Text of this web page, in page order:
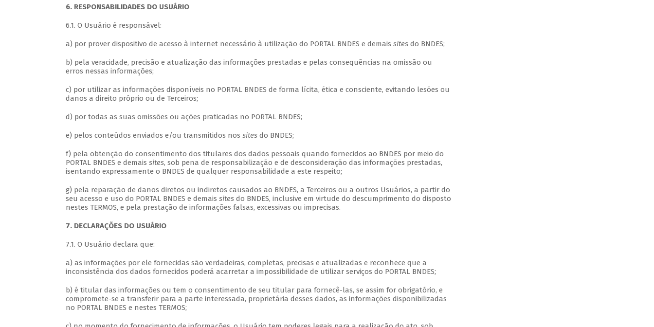
6. RESPONSABILIDADES DO USUÁRIO
6.1. O Usuário é responsável:
a) por prover dispositivo de acesso à internet necessário à utilização do PORTAL BNDES e demais sitesdo BNDES;
b) pela veracidade, precisão e atualização das informações prestadas e pelas consequências na omissão ou
erros nessas informações;
c) por utilizar as informações disponíveis no PORTAL BNDES de forma lícita, ética e consciente, evitando lesões ou
danos a direito próprio ou de Terceiros;
d) por todas as suas omissões ou ações praticadas no PORTAL BNDES;
e) pelos conteúdos enviados e/ou transmitidos nos sitesdo BNDES;
f) pela obtenção do consentimento dos titulares dos dados pessoais quando fornecidos ao BNDES por meio do
PORTAL BNDES e demais sites, sob pena de responsabilização e de desconsideração das informações prestadas,
isentando expressamente o BNDES de qualquer responsabilidade a este respeito;
g) pela reparação de danos diretos ou indiretos causados ao BNDES, a Terceiros ou a outros Usuários, a partir do
seu acesso e uso do PORTAL BNDES e demais sitesdo BNDES, inclusive em virtude do descumprimento do disposto
nestes TERMOS, e pela prestação de informações falsas, excessivas ou imprecisas.
7. DECLARAÇÕES DO USUÁRIO
7.1. O Usuário declara que:
a) as informações por ele fornecidas são verdadeiras, completas, precisas e atualizadas e reconhece que a
inconsistência dos dados fornecidos poderá acarretar a impossibilidade de utilizar serviços do PORTAL BNDES;
b) é titular das informações ou tem o consentimento de seu titular para fornecê-las, se assim for obrigatório, e
compromete-se a transferir para a parte interessada, proprietária desses dados, as informações disponibilizadas
no PORTAL BNDES e nestes TERMOS;